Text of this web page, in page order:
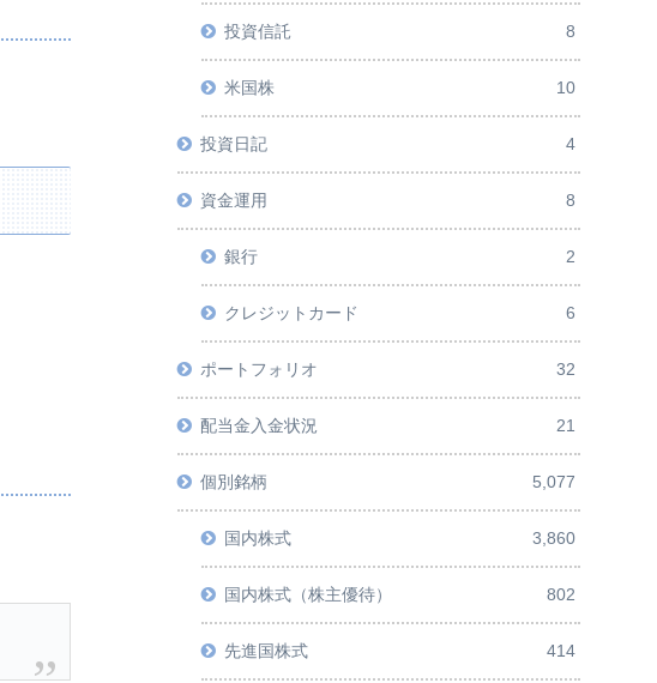
投資信託 8
米国株 10
投資日記 4
資金運用 8
銀行 2
クレジットカード 6
ポートフォリオ 32
配当金入金状況 21
個別銘柄 5,077
国内株式 3,860
国内株式（株主優待） 802
先進国株式 414